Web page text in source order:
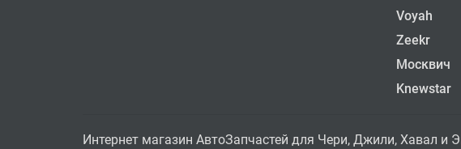
Voyah
Zeekr
Москвич
Knewstar
Интернет магазин АвтоЗапчастей для Чери, Джили, Хавал и